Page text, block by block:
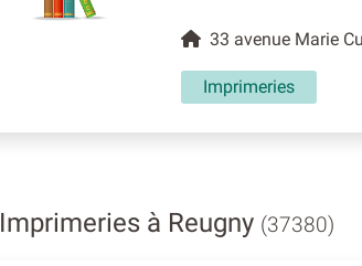
33 avenue Marie
Imprimeries
Imprimeries à Reugny (37380)